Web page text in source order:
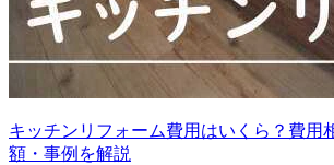
キッチンリフォーム費用はいくら？費用
額・事例を解説